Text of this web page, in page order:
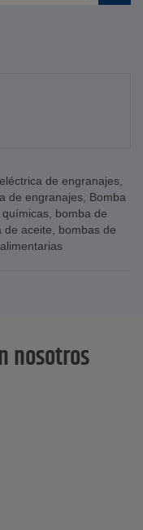
de engranajes,
de engranajes, Bomba
químicas, bomba de
de aceite, bombas de
nosotros